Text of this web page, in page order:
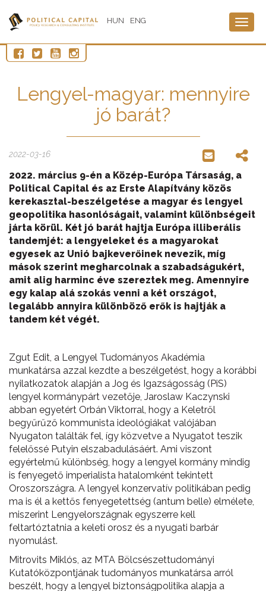
HUN ENG
Lengyel-magyar: mennyire
jó barát?
2022-03-16
2022. március 9-én a Közép-Európa Társaság, a
Political Capital és az Erste Alapítvány közös
kerekasztal-beszélgetése a magyar és lengyel
geopolitika hasonlóságait, valamint különbségeit
járta körül. Két jó barát hajtja Európa illiberális
tandemjét: a lengyeleket és a magyarokat
egyesek az Unió bajkeverőinek nevezik, míg
mások szerint megharcolnak a szabadságukért,
amit alig harminc éve szereztek meg. Amennyire
egy kalap alá szokás venni a két országot,
legalább annyira különböző erők is hajtják a
tandem két végét.
Zgut Edit, a Lengyel Tudományos Akadémia
munkatársa azzal kezdte a beszélgetést, hogy a korábbi
nyilatkozatok alapján a Jog és Igazságosság (PiS)
lengyel kormánypárt vezetője, Jaroslaw Kaczynski
abban egyetért Orbán Viktorral, hogy a Keletről
begyűrűző kommunista ideológiákat valójában
Nyugaton találták fel, így közvetve a Nyugatot teszik
felelőssé Putyin elszabadulásáért. Ami viszont
egyértelmű különbség, hogy a lengyel kormány mindig
is fenyegető imperialista hatalomként tekintett
Oroszországra. A lengyel konzervatív politikában pedig
ma is él a kettős fenyegetettség (antum belle) elmélete,
miszerint Lengyelországnak egyszerre kell
feltartóztatnia a keleti orosz és a nyugati barbár
nyomulást.
Mitrovits Miklós, az MTA Bölcsészettudományi
Kutatóközpontjának tudományos munkatársa arról
beszélt, hogy a lengyel biztonságpolitika alapja a